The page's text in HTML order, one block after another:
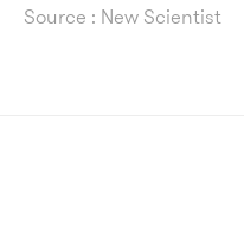
Source : New Scientist